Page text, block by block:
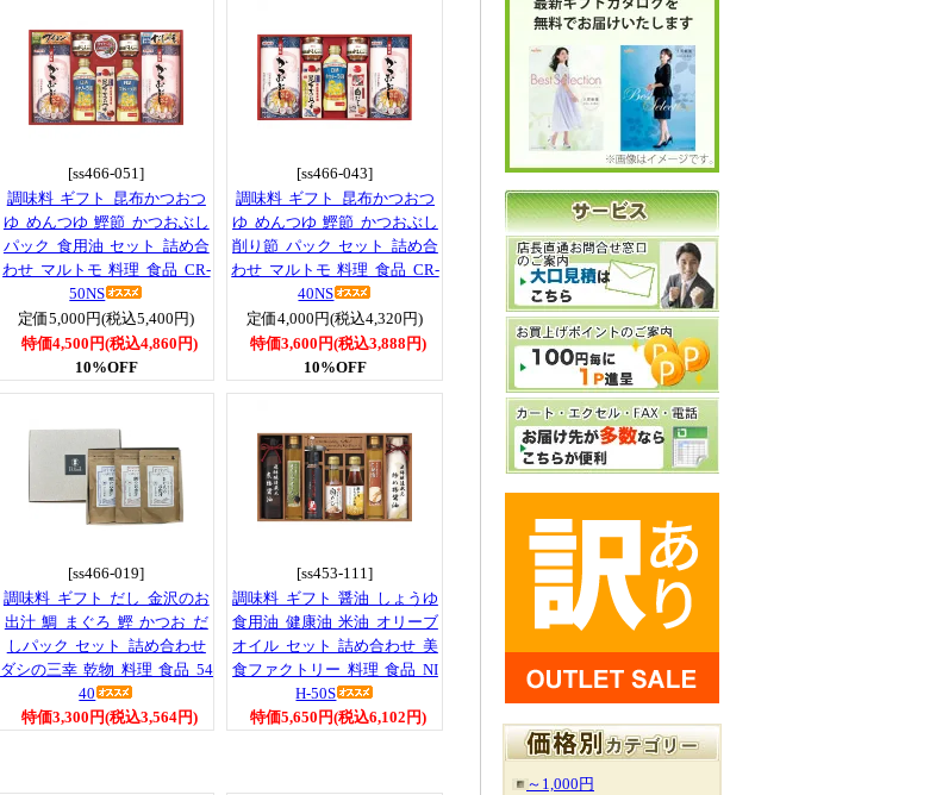
[ss466-051]
調味料 ギフト 昆布かつおつ
ゆ めんつゆ 鰹節 かつおぶし
パック 食用油 セット 詰め合
わせ マルトモ 料理 食品 CR-
50NS
定価5,000円(税込5,400円)
特価4,500円(税込4,860円)
10%OFF
[ss466-043]
調味料 ギフト 昆布かつおつ
ゆ めんつゆ 鰹節 かつおぶし
削り節 パック セット 詰め合
わせ マルトモ 料理 食品 CR-
40NS
定価4,000円(税込4,320円)
特価3,600円(税込3,888円)
10%OFF
[ss466-019]
調味料 ギフト だし 金沢のお
出汁 鯛 まぐろ 鰹 かつお だ
しパック セット 詰め合わせ
ダシの三幸 乾物 料理 食品 54
40
特価3,300円(税込3,564円)
[ss453-111]
調味料 ギフト 醤油 しょうゆ
食用油 健康油 米油 オリーブ
オイル セット 詰め合わせ 美
食ファクトリー 料理 食品 NI
H-50S
特価5,650円(税込6,102円)
～1,000円